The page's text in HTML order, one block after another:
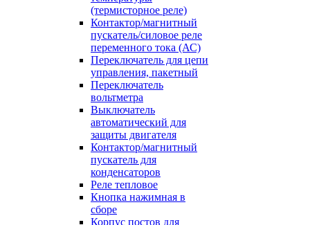
(термисторное реле)
Контактор/магнитный
пускатель/силовое реле
переменного тока (АС)
Переключатель для цепи
управления, пакетный
Переключатель
вольтметра
Выключатель
автоматический для
защиты двигателя
Контактор/магнитный
пускатель для
конденсаторов
Реле тепловое
Кнопка нажимная в
сборе
Корпус постов для